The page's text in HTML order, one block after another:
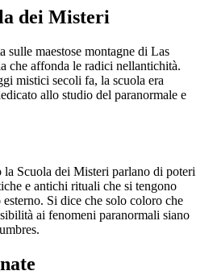
dei Misteri
sulle maestose montagne di Las
che affonda le radici nellantichità.
mistici secoli fa, la scuola era
allo studio del paranormale e
la Scuola dei Misteri parlano di poteri
e antichi rituali che si tengono
Si dice che solo coloro che
ai fenomeni paranormali siano